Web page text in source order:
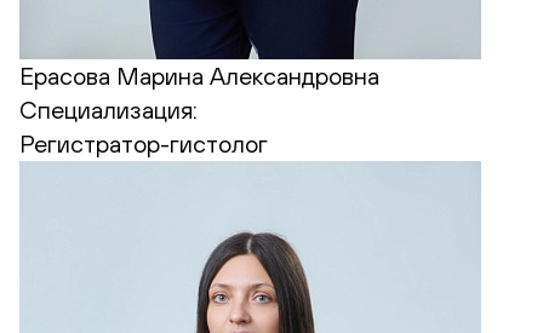
Ерасова Марина Александровна
Специализация:
Регистратор-гистолог